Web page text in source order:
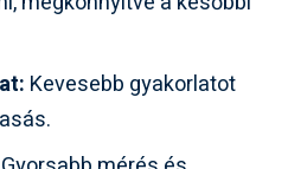
Kevesebb gyakorlatot